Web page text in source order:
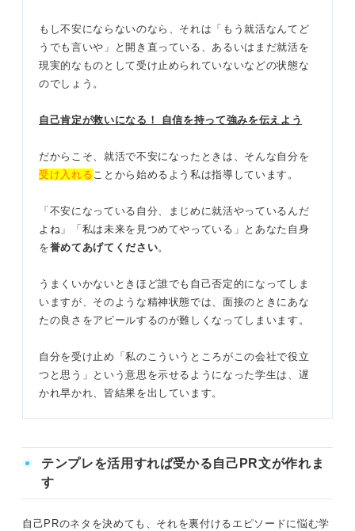
もし不安にならないのなら、それは「もう就活なんてど
うでも言いや」と開き直っている、あるいはまだ就活を
現実的なものとして受け止められていないなどの状態な
のでしょう。
自己肯定が救いになる！ 自信を持って強みを伝えよう
だからこそ、就活で不安になったときは、そんな自分を
受け入れることから始めるよう私は指導しています。
「不安になっている自分、まじめに就活やっているんだ
よね」「私は未来を見つめてやっている」とあなた自身
を誉めてあげてください。
うまくいかないときほど誰でも自己否定的になってしま
いますが、そのような精神状態では、面接のときにあな
たの良さをアピールするのが難しくなってしまいます。
自分を受け止め「私のこういうところがこの会社で役立
つと思う」という意思を示せるようになった学生は、遅
かれ早かれ、皆結果を出しています。
テンプレを活用すれば受かる自己PR文が作れま
す
自己PRのネタを決めても、それを裏付けるエピソードに悩む学